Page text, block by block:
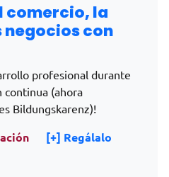
comercio, la
negocios con
profesional durante
(ahora
Bildungskarenz)!
[+] Regálalo